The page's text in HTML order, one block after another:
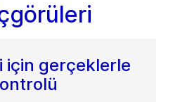
için gerçeklerle